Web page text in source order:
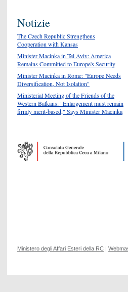
Notizie
The Czech Republic Strengthens
Cooperation with Kansas
Minister Macinka in Tel Aviv: America
Remains Committed to Europe's Security
Minister Macinka in Rome: "Europe Needs
Diversification, Not Isolation"
Ministerial Meeting of the Friends of the
Western Balkans: "Enlargement must remain
firmly merit-based," Says Minister Macinka
Ministero degli Affari Esteri della RC |